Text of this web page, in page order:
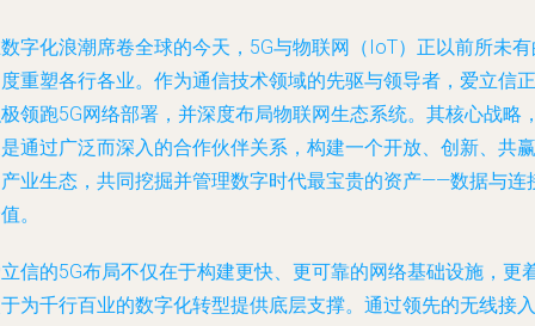
字化浪潮席卷全球的今天，5G与物联网（IoT）正以前所未
重塑各行各业。作为通信技术领域的先驱与领导者，爱立信正
领跑5G网络部署，并深度布局物联网生态系统。其核心战略
通过广泛而深入的合作伙伴关系，构建一个开放、创新、共赢
业生态，共同挖掘并管理数字时代最宝贵的资产——数据与连
。
信的5G布局不仅在于构建更快、更可靠的网络基础设施，更
为千行百业的数字化转型提供底层支撑。通过领先的无线接入